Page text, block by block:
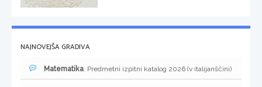
NAJNOVEJŠA GRADIVA
Matematika: Predmetni izpitni katalog 2026 (v italijanščini)